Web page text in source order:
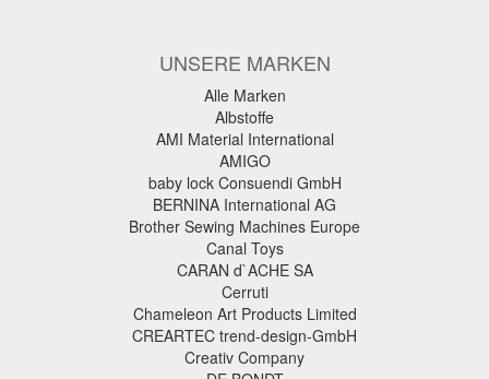
UNSERE MARKEN
Alle Marken
Albstoffe
AMI Material International
AMIGO
baby lock Consuendi GmbH
BERNINA International AG
Brother Sewing Machines Europe
Canal Toys
CARAN d`ACHE SA
Cerruti
Chameleon Art Products Limited
CREARTEC trend-design-GmbH
Creativ Company